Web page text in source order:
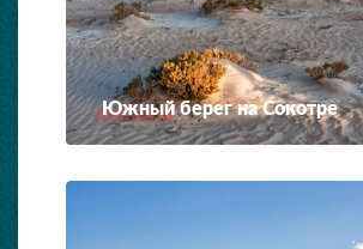
Южный берег на Сокотре